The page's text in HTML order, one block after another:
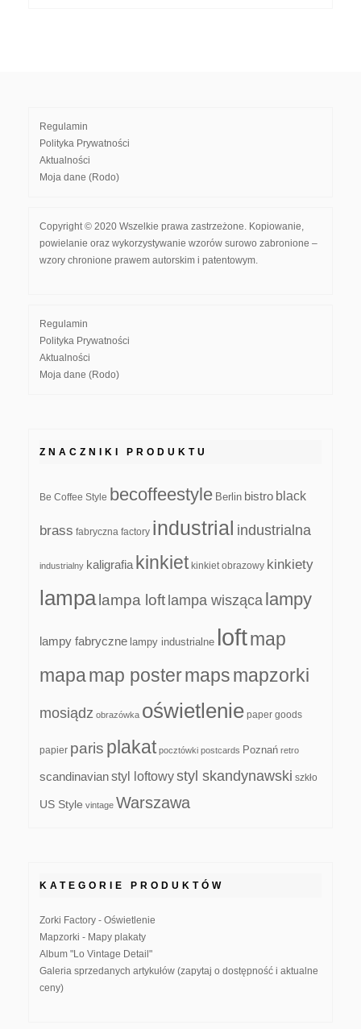
Regulamin
Polityka Prywatności
Aktualności
Moja dane (Rodo)
Copyright © 2020 Wszelkie prawa zastrzeżone. Kopiowanie,
powielanie oraz wykorzystywanie wzorów surowo zabronione –
wzory chronione prawem autorskim i patentowym.
Regulamin
Polityka Prywatności
Aktualności
Moja dane (Rodo)
ZNACZNIKI PRODUKTU
Be Coffee Style becoffeestyle Berlin bistro black
brass fabryczna factory industrial industrialna
industrialny kaligrafia kinkiet kinkiet obrazowy kinkiety
lampa lampa loft lampa wisząca lampy
lampy fabryczne lampy industrialne loftmap
mapamap postermapsmapzorki
mosiądz obrazówka oświetlenie paper goods
papier paris plakat pocztówki postcards Poznań retro
scandinavianstyl loftowystyl skandynawski szkło
US Style vintage Warszawa
KATEGORIE PRODUKTÓW
Zorki Factory - Oświetlenie
Mapzorki - Mapy plakaty
Album "Lo Vintage Detail"
Galeria sprzedanych artykułów (zapytaj o dostępność i aktualne
ceny)